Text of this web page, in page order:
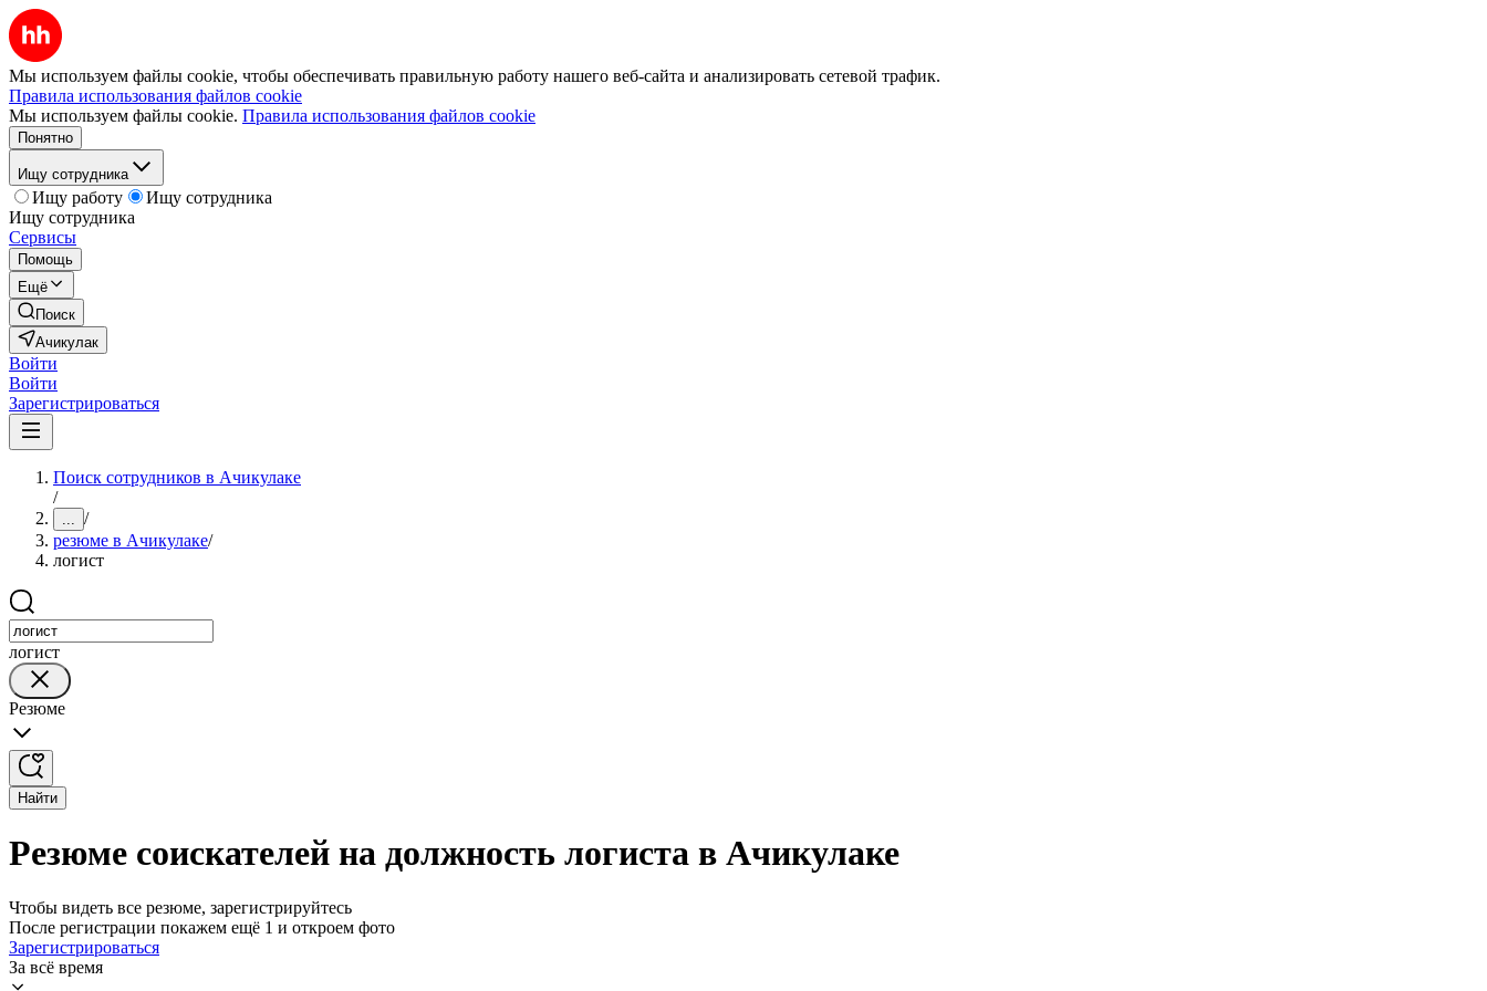
Мы используем файлы cookie, чтобы обеспечивать правильную работу нашего веб-сайта и анализировать сетевой трафик.
Правила использования файлов cookie
Мы используем файлы cookie. Правила использования файлов cookie
Понятно
Ищу сотрудника
Ищу работу
Ищу сотрудника
Ищу сотрудника
Сервисы
Помощь
Ещё
Поиск
Ачикулак
Войти
Войти
Зарегистрироваться
Поиск сотрудников в Ачикулаке
/
... /
резюме в Ачикулаке/
логист
логист
Резюме
Найти
Резюме соискателей на должность логиста в Ачикулаке
Чтобы видеть все резюме, зарегистрируйтесь
После регистрации покажем ещё 1 и откроем фото
Зарегистрироваться
За всё время